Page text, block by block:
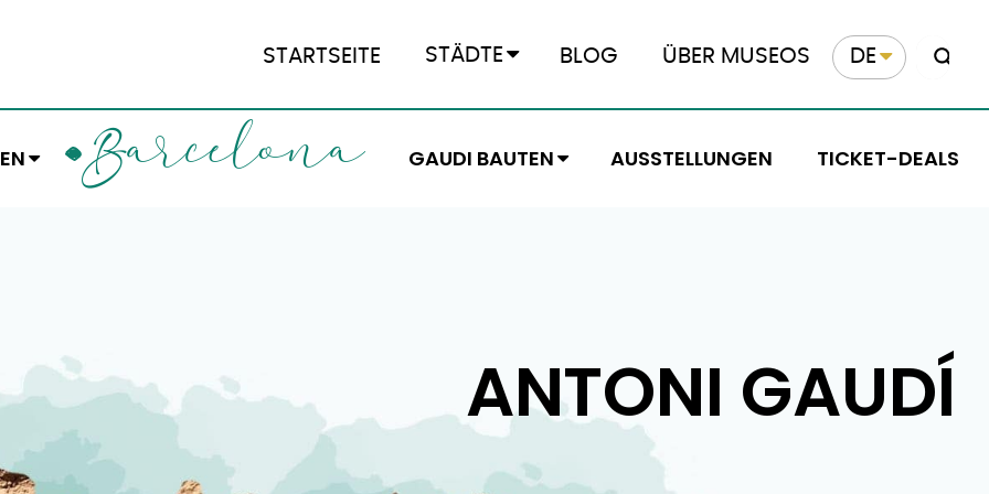
STARTSEITE STÄDTE BLOG ÜBER MUSEOS DE
BARCELONA GAUDI BAUTEN AUSSTELLUNGEN TICKET-DEALS
ANTONI GAUDÍ